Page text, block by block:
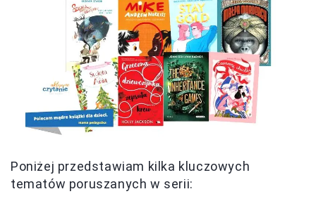
Poniżej przedstawiam kilka kluczowych
tematów poruszanych w serii: